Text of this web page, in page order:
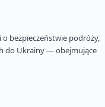
bezpieczeństwie podróży,
do Ukrainy — obejmujące